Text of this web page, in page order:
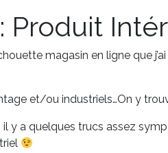
magasin en ligne que
et/ou industriels…On y
y a quelques trucs assez